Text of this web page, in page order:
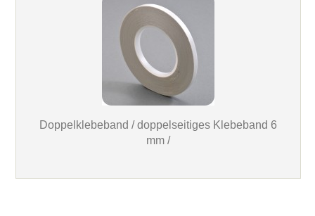
Doppelklebeband / doppelseitiges Klebeband 6
mm /